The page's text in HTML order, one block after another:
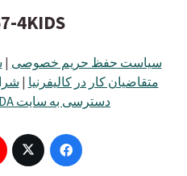
4KIDS
سیاست حفظ حریم خصوصی |
متقاضیان کار در کالیفرنیا |
دسترسی به سایت ADA